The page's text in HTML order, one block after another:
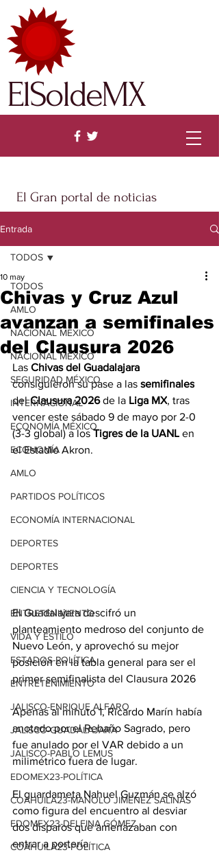
El Gran portal de noticias
ElSoldeMX
Entrada
TODOS
AMLO
NACIONAL MÉXICO
NACIONAL MÉXICO
SEGURIDAD MÉXICO
INTERNACIONAL
ECONOMÍA MÉXICO
ECONOMÍA
AMLO
PARTIDOS POLÍTICOS
ECONOMÍA INTERNACIONAL
DEPORTES
DEPORTES
CIENCIA Y TECNOLOGÍA
ENTRETENIMIENTO
VIDA Y ESTILO
ESTADOS-POLÍTICA
ENTRETENIMIENTO
JALISCO-ENRIQUE ALFARO
JALISCO-GUADALAJARA
JALISCO-PABLO LEMUS
EDOMEX23-POLÍTICA
COAHUILA23-MANOLO JIMÉNEZ SALINAS
EDOMEX23-DELFINA GÓMEZ
COAHUILA23-POLÍTICA
TODOS
Chivas y Cruz Azul
avanzan a semifinales
del Clausura 2026
10 may
Las Chivas del Guadalajara
consiguieron su pase a las semifinales
del Clausura 2026 de la Liga MX, tras
vencer este sábado 9 de mayo por 2-0
(3-3 global) a los Tigres de la UANL en
el Estadio Akron.
El Guadalajara descifró un
planteamiento medroso del conjunto de
Nuevo León, y aprovechó su mejor
posición en la tabla general para ser el
primer semifinalista del Clausura 2026
Apenas al minuto 1, Ricardo Marín había
anotado por el Rebaño Sagrado, pero
fue anulado por el VAR debido a un
milimétrico fuera de lugar.
El guardameta Nahuel Guzmán se alzó
como figura del encuentro al desviar
dos disparos que amenazaban con
entrar a portería